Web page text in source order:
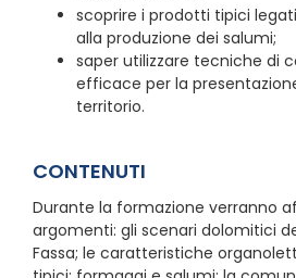
scoprire i prodotti tipici
alla produzione dei salumi;
saper utilizzare tecniche di
efficace per la
territorio.
CONTENUTI
Durante la formazione verranno
argomenti: gli scenari dolomitici
Fassa; le caratteristiche